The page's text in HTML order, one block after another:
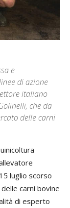
e
di azione
italiano
che da
delle carni
luglio scorso
carni bovine
di esperto